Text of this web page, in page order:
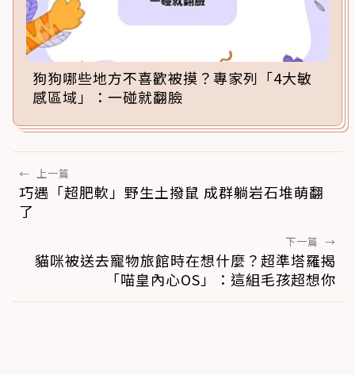
狗狗哪些地方不喜歡被摸？專家列「4大敏
感區域」：一碰就翻臉
← 上一篇
巧遇「超肥軟」野生土撥鼠 成群躺岩石堆萌翻
了
下一篇 →
貓咪被送去寵物旅館時在想什麼？超準塔羅揭
「喵皇內心OS」：這組毛孩超想你